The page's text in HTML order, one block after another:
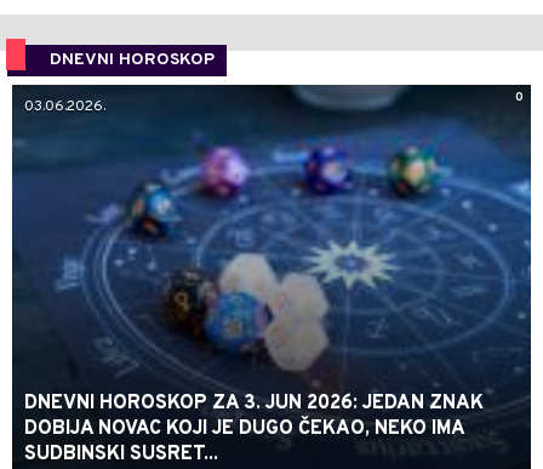
DNEVNI HOROSKOP
0
03.06.2026.
DNEVNI HOROSKOP ZA 3. JUN 2026: JEDAN ZNAK
DOBIJA NOVAC KOJI JE DUGO ČEKAO, NEKO IMA
SUDBINSKI SUSRET...